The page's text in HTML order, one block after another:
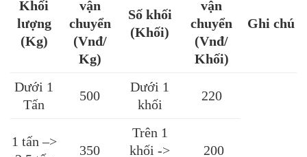
Khối
lượng
(Kg)
vận
chuyển
(Vnđ/
Kg)
Số khối
(Khối)
vận
chuyển
(Vnđ/
Khối)
Ghi chú
Dưới 1
Tấn
500
Dưới 1
khối
220
1 tấn –>
350
Trên 1
khối ->
200